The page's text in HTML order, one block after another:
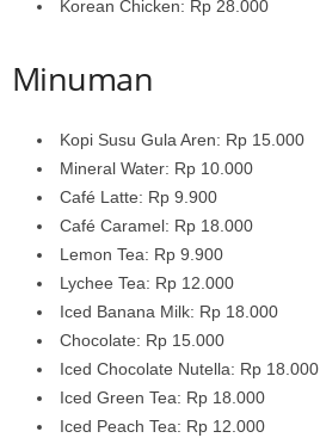
Korean Chicken: Rp 28.000
Minuman
Kopi Susu Gula Aren: Rp 15.000
Mineral Water: Rp 10.000
Café Latte: Rp 9.900
Café Caramel: Rp 18.000
Lemon Tea: Rp 9.900
Lychee Tea: Rp 12.000
Iced Banana Milk: Rp 18.000
Chocolate: Rp 15.000
Iced Chocolate Nutella: Rp 18.000
Iced Green Tea: Rp 18.000
Iced Peach Tea: Rp 12.000